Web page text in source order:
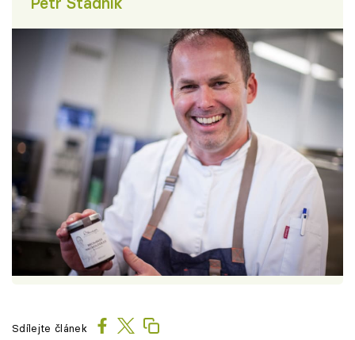
Sdílejte článek